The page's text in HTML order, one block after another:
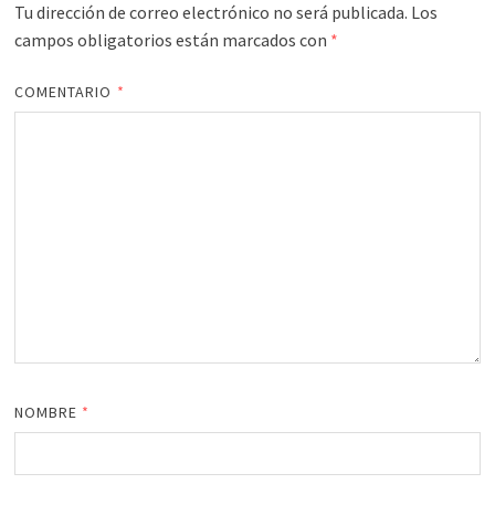
Tu dirección de correo electrónico no será publicada. Los
campos obligatorios están marcados con *
COMENTARIO *
NOMBRE *